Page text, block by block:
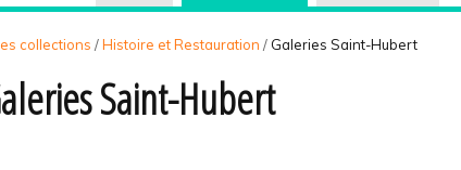
collections /Histoire et Restauration / Galeries Saint-Hubert
Saint-Hubert